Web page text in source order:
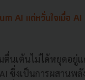
AI แต่หวั่นใจเมื่อ
ตื่นเต้นไม่ได้หยุดอยู่แ
ซึ่งเป็นการผสานพลั